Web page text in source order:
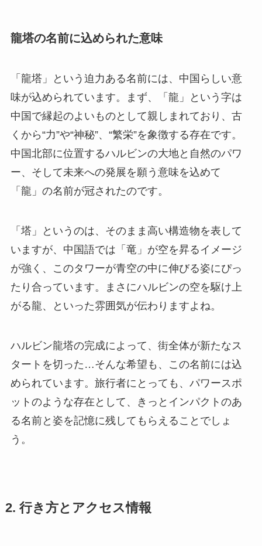
龍塔の名前に込められた意味
「龍塔」という迫力ある名前には、中国らしい意
味が込められています。まず、「龍」という字は
中国で縁起のよいものとして親しまれており、古
くから“力”や“神秘”、“繁栄”を象徴する存在です。
中国北部に位置するハルビンの大地と自然のパワ
ー、そして未来への発展を願う意味を込めて
「龍」の名前が冠されたのです。
「塔」というのは、そのまま高い構造物を表して
いますが、中国語では「竜」が空を昇るイメージ
が強く、このタワーが青空の中に伸びる姿にぴっ
たり合っています。まさにハルビンの空を駆け上
がる龍、といった雰囲気が伝わりますよね。
ハルビン龍塔の完成によって、街全体が新たなス
タートを切った…そんな希望も、この名前には込
められています。旅行者にとっても、パワースポ
ットのような存在として、きっとインパクトのあ
る名前と姿を記憶に残してもらえることでしょ
う。
2. 行き方とアクセス情報